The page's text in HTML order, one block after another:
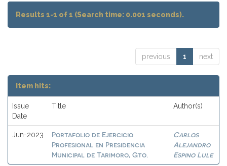
Results 1-1 of 1 (Search time: 0.001 seconds).
previous 1 next
Item hits:
Issue
Date
Title Author(s)
Jun-2023
Portafolio de Ejercicio
Profesional en Presidencia
Municipal de Tarimoro, Gto.
Carlos
Alejandro
Espino Lule